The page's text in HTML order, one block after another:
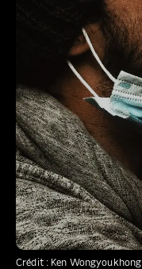
Crédit : Ken Wongyoukhong